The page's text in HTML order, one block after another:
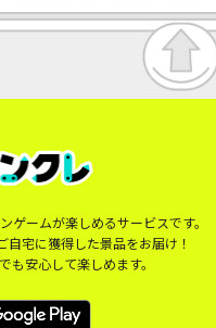
ゲームが楽しめるサービスです。
宅に獲得した景品をお届け！
も安心して楽しめます。